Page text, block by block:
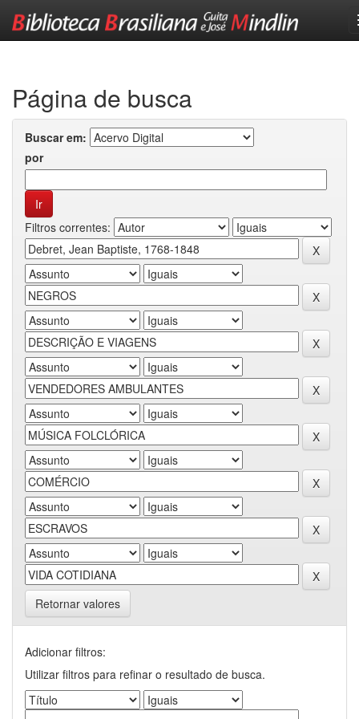
Página de busca
Buscar em:
por
Filtros correntes:
Retornar valores
Adicionar filtros:
Utilizar filtros para refinar o resultado de busca.